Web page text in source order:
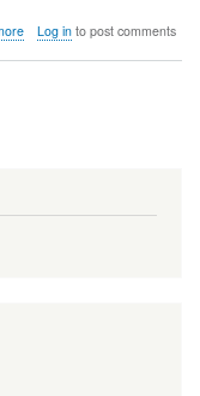
about
Log into post comments